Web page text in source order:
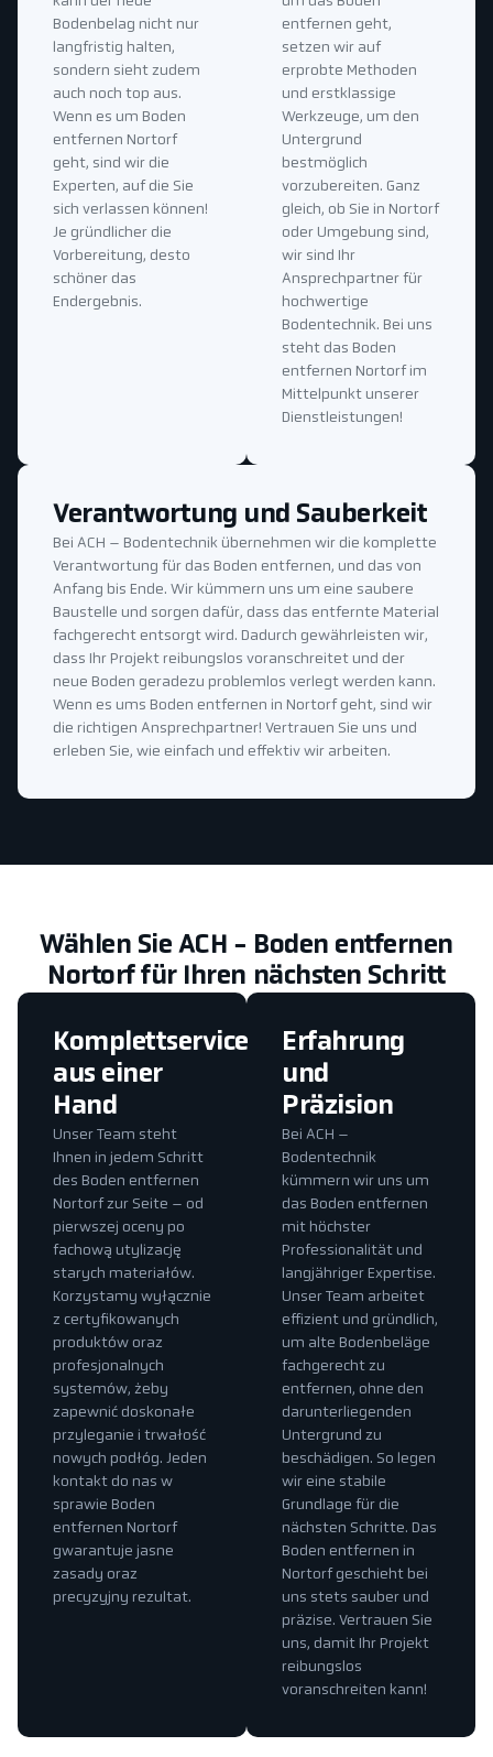
entfernen geht,
setzen wir auf
erprobte Methoden
und erstklassige
Werkzeuge, um den
Untergrund
bestmöglich
vorzubereiten. Ganz
gleich, ob Sie in Nortorf
oder Umgebung sind,
wir sind Ihr
Ansprechpartner für
hochwertige
Bodentechnik. Bei uns
steht das Boden
entfernen Nortorf im
Mittelpunkt unserer
Dienstleistungen!
Bodenbelag nicht nur
langfristig halten,
sondern sieht zudem
auch noch top aus.
Wenn es um Boden
entfernen Nortorf
geht, sind wir die
Experten, auf die Sie
sich verlassen können!
Je gründlicher die
Vorbereitung, desto
schöner das
Endergebnis.
Verantwortung und Sauberkeit
Bei ACH – Bodentechnik übernehmen wir die komplette
Verantwortung für das Boden entfernen, und das von
Anfang bis Ende. Wir kümmern uns um eine saubere
Baustelle und sorgen dafür, dass das entfernte Material
fachgerecht entsorgt wird. Dadurch gewährleisten wir,
dass Ihr Projekt reibungslos voranschreitet und der
neue Boden geradezu problemlos verlegt werden kann.
Wenn es ums Boden entfernen in Nortorf geht, sind wir
die richtigen Ansprechpartner! Vertrauen Sie uns und
erleben Sie, wie einfach und effektiv wir arbeiten.
Wählen Sie ACH - Boden entfernen
Nortorf für Ihren nächsten Schritt
Erfahrung
und
Präzision
Bei ACH –
Bodentechnik
kümmern wir uns um
das Boden entfernen
mit höchster
Professionalität und
langjähriger Expertise.
Unser Team arbeitet
effizient und gründlich,
um alte Bodenbeläge
fachgerecht zu
entfernen, ohne den
darunterliegenden
Untergrund zu
beschädigen. So legen
wir eine stabile
Grundlage für die
nächsten Schritte. Das
Boden entfernen in
Nortorf geschieht bei
uns stets sauber und
präzise. Vertrauen Sie
uns, damit Ihr Projekt
reibungslos
voranschreiten kann!
Komplettservice
aus einer
Hand
Unser Team steht
Ihnen in jedem Schritt
des Boden entfernen
Nortorf zur Seite – od
pierwszej oceny po
fachową utylizację
starych materiałów.
Korzystamy wyłącznie
z certyfikowanych
produktów oraz
profesjonalnych
systemów, żeby
zapewnić doskonałe
przyleganie i trwałość
nowych podłóg. Jeden
kontakt do nas w
sprawie Boden
entfernen Nortorf
gwarantuje jasne
zasady oraz
precyzyjny rezultat.